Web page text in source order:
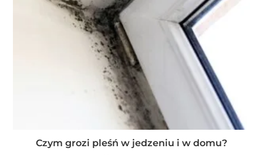
Czym grozi pleśń w jedzeniu i w domu?